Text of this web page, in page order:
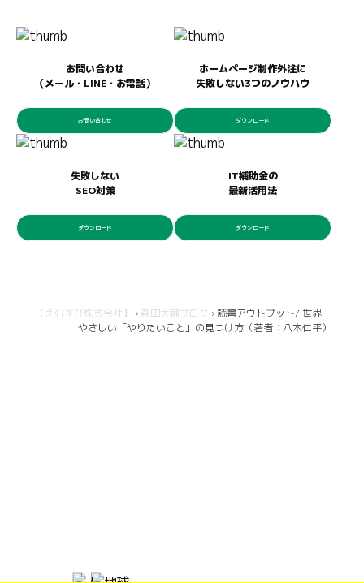
お問い合わせ
（メール・LINE・お電話）
お問い合わせ
ホームページ制作外注に
失敗しない3つのノウハウ
ダウンロード
失敗しない
SEO対策
ダウンロード
IT補助金の
最新活用法
ダウンロード
【えむすび株式会社】 › 森田大輔ブログ › 読書アウトプット/ 世界一
やさしい「やりたいこと」の見つけ方（著者：八木仁平）